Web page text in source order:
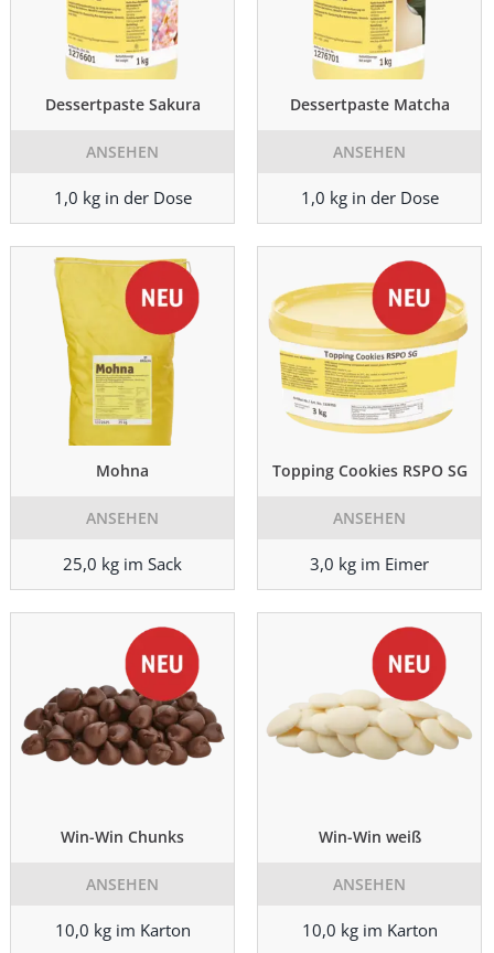
Dessertpaste Sakura
ANSEHEN
1,0 kg in der Dose
Dessertpaste Matcha
ANSEHEN
1,0 kg in der Dose
Mohna
ANSEHEN
25,0 kg im Sack
Topping Cookies RSPO SG
ANSEHEN
3,0 kg im Eimer
Win-Win Chunks
ANSEHEN
10,0 kg im Karton
Win-Win weiß
ANSEHEN
10,0 kg im Karton